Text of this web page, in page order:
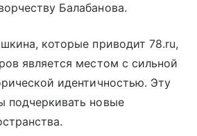
Балабанова.
которые приводит 78.ru,
является местом с сильной
идентичностью. Эту
подчеркивать новые